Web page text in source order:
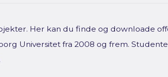
Her kan du finde og downloade
Universitet fra 2008 og frem.